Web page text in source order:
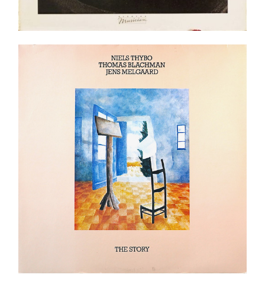
Niels Thybo, Thomas Blachman, Jens Melgaard –
The Story LP
Ajouter au panier